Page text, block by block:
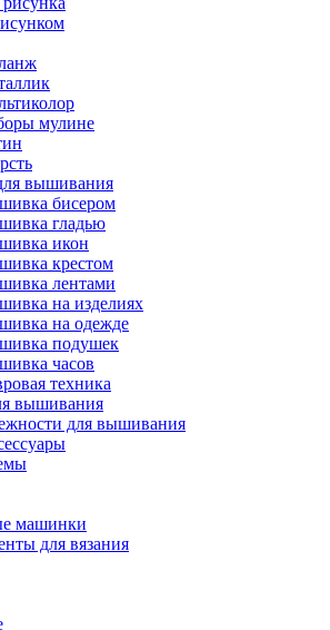
мулине
вышивания
бисером
гладью
икон
крестом
лентами
на изделиях
на одежде
подушек
часов
техника
вышивания
для вышивания
машинки
для вязания